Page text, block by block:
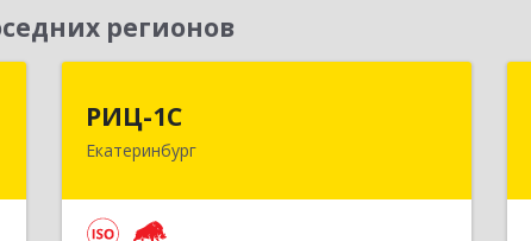
регионов
РИЦ-1С
Екатеринбург